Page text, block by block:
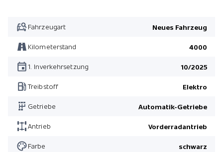
Fahrzeugart Neues Fahrzeug
Kilometerstand 4000
1. Inverkehrsetzung 10/2025
Treibstoff Elektro
Getriebe Automatik-Getriebe
Antrieb Vorderradantrieb
Farbe schwarz